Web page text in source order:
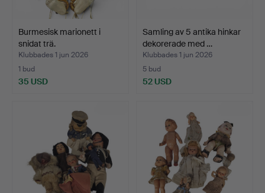
Burmesisk marionett i
snidat trä.
Klubbades 1 jun 2026
1 bud
35 USD
Samling av 5 antika hinkar
dekorerade med …
Klubbades 1 jun 2026
5 bud
52 USD